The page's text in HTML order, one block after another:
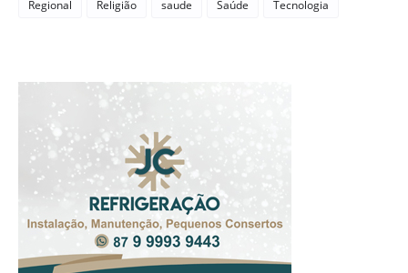
Regional Religião saude Saúde Tecnologia